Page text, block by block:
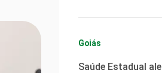
Goiás
Saúde Estadual